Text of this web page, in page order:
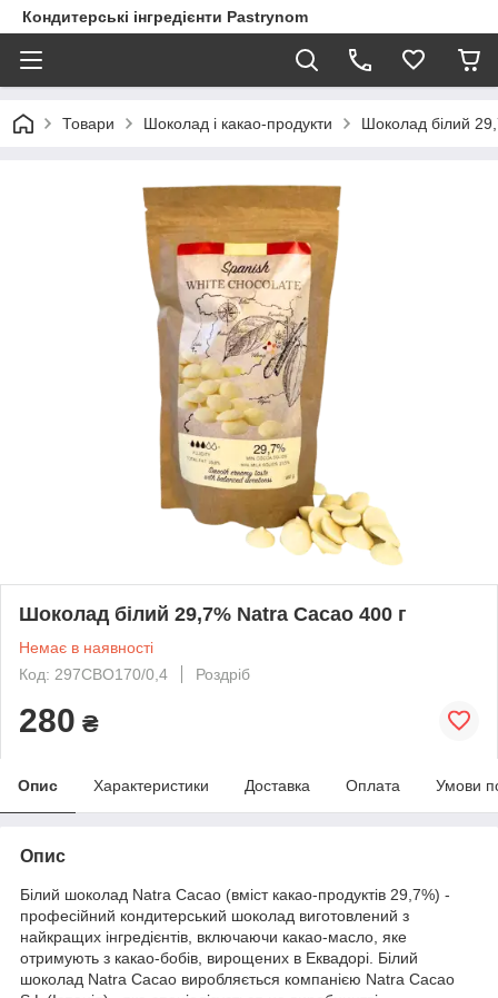
Кондитерські інгредієнти Pastrynom
Товари Шоколад і какао-продукти Шоколад білий
Шоколад білий 29,7% Natra Cacao 400 г
Немає в наявності
Код: 297СВО170/0,4
Роздріб
280 ₴
Опис Характеристики Доставка Оплата Умови
Опис
Білий шоколад Natra Cacao (вміст какао-продуктів 29,7%) -
професійний кондитерський шоколад виготовлений з
найкращих інгредієнтів, включаючи какао-масло, яке
отримують з какао-бобів, вирощених в Еквадорі. Білий
шоколад Natra Cacao виробляється компанією Natra Cacao